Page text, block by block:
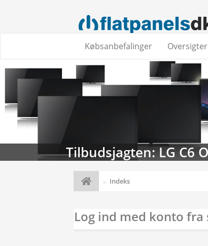
Købsanbefalinger Oversigter
Tilbudsjagten: LG C6
Indeks
Log ind med konto